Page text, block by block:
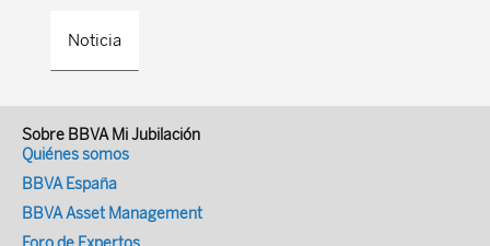
Noticia
Sobre BBVA Mi Jubilación
Quiénes somos
BBVA España
BBVA Asset Management